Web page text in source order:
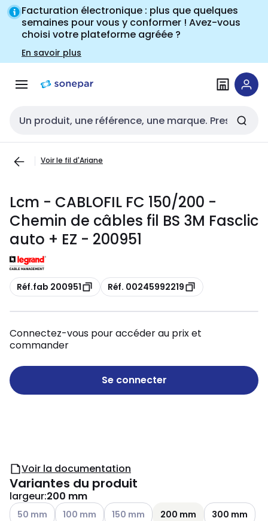
Passer à la
navigation
Passer
au
contenu
Facturation électronique : plus que quelques
semaines pour vous y conformer ! Avez-vous
choisi votre plateforme agréée ?
En savoir plus
Entrée de recherche
Voir le fil d'Ariane
Lcm - CABLOFIL FC 150/200 -
Chemin de câbles fil BS 3M Fasclic
auto + EZ - 200951
Copie
Réf.fab 200951 Copie
Réf. 00245992219
Connectez-vous pour accéder au prix et
commander
Se connecter
Voir la documentation
Variantes du produit
largeur:200 mm
Voir les options disponibles
50 mm Voir les options disponibles
100 mm Voir les options disponibles
150 mm 200 mm
300 mm